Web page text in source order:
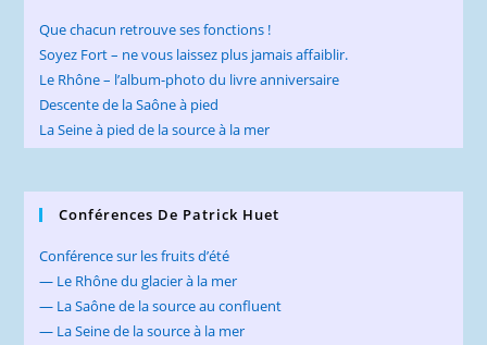
Que chacun retrouve ses fonctions !
Soyez Fort – ne vous laissez plus jamais affaiblir.
Le Rhône – l’album-photo du livre anniversaire
Descente de la Saône à pied
La Seine à pied de la source à la mer
Conférences De Patrick Huet
Conférence sur les fruits d’été
— Le Rhône du glacier à la mer
— La Saône de la source au confluent
— La Seine de la source à la mer